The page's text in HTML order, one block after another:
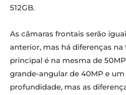
512GB.
As câmaras frontais serão
anterior, mas há diferenças na
principal é na mesma de
grande-angular de 40MP e um
profundidade, mas as